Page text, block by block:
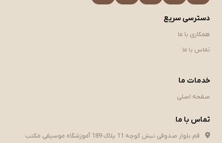
دسترسی سریع
همکاری با ما
تماس با ما
خدمات ما
صفحه اصلی
تماس با ما
قم.بلوار صدوقی نبش کوچه 11 پلاک 189 آموزشگاه موسیقی مکتب